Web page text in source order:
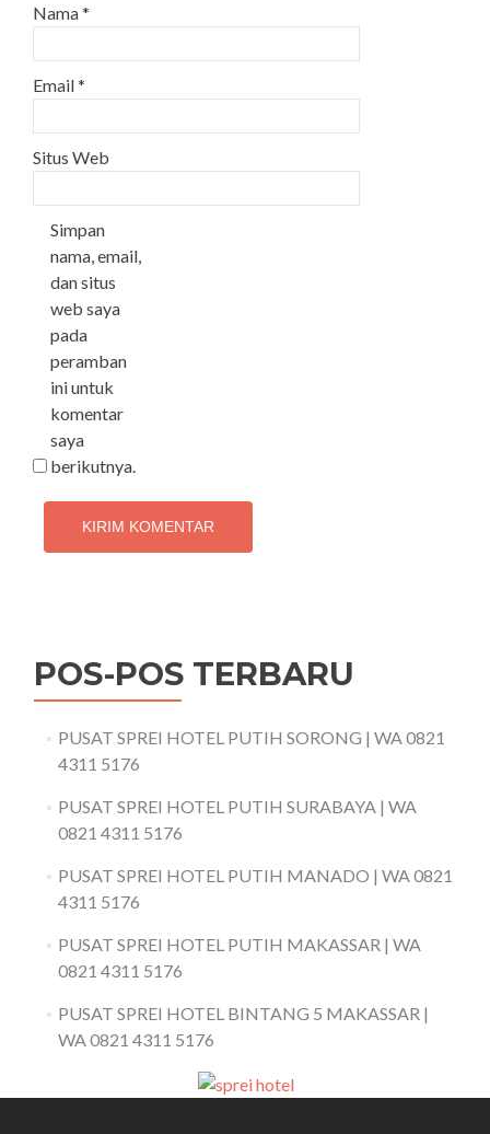
Nama*
Email*
Situs Web
Simpan
nama, email,
dan situs
web saya
pada
peramban
ini untuk
komentar
saya
berikutnya.
POS-POS TERBARU
PUSAT SPREI HOTEL PUTIH SORONG | WA 0821
4311 5176
PUSAT SPREI HOTEL PUTIH SURABAYA | WA
0821 4311 5176
PUSAT SPREI HOTEL PUTIH MANADO | WA 0821
4311 5176
PUSAT SPREI HOTEL PUTIH MAKASSAR | WA
0821 4311 5176
PUSAT SPREI HOTEL BINTANG 5 MAKASSAR |
WA 0821 4311 5176